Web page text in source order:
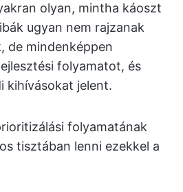
olyan, mintha káoszt
ugyan nem rajzanak
de mindenképpen
folyamatot, és
kihívásokat jelent.
folyamatának
tisztában lenni ezekkel a